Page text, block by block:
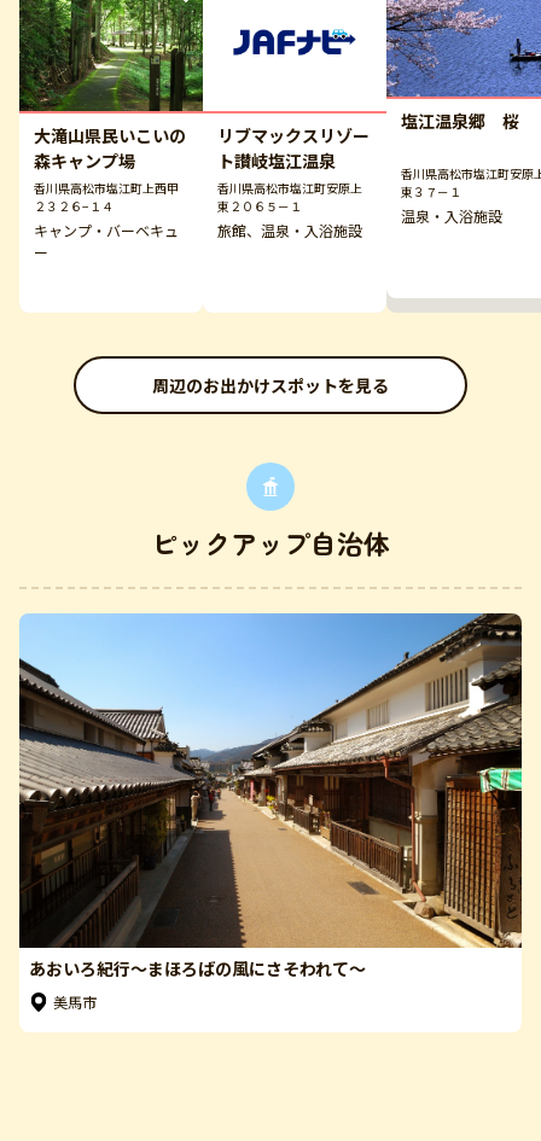
大滝山県民いこいの
森キャンプ場
香川県高松市塩江町上西甲
２３２６−１４
キャンプ・バーベキュ
ー
リブマックスリゾー
ト讃岐塩江温泉
香川県高松市塩江町安原上
東２０６５－１
旅館、温泉・入浴施設
塩江温泉郷 桜
香川県高松市塩江町安原
東３７－１
温泉・入浴施設
周辺のお出かけスポットを見る
ピックアップ自治体
あおいろ紀行〜まほろばの風にさそわれて〜
美馬市